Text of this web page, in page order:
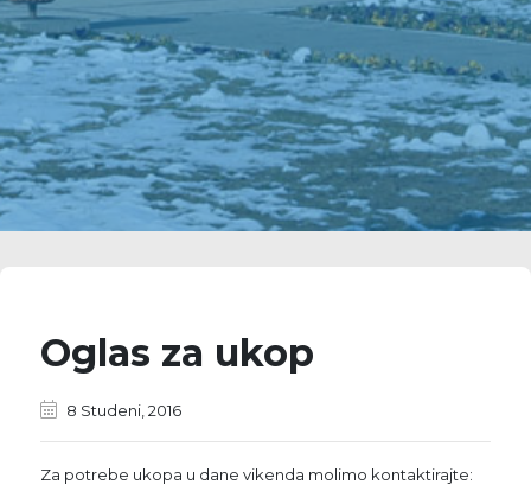
Oglas za ukop
8 Studeni, 2016
Za potrebe ukopa u dane vikenda molimo kontaktirajte: